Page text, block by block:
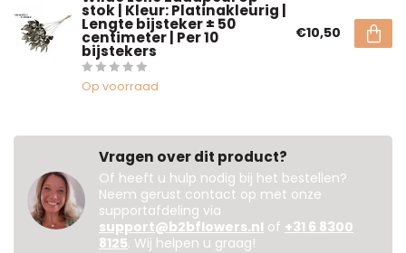
stok | Kleur: Platinakleurig |
Lengte bijsteker ± 50
centimeter | Per 10
bijstekers
Op voorraad
€10,50
Vragen over dit product?
Of heeft u hulp nodig bij het bestellen?
Neem gerust contact op met onze
supportafdeling via
support@b2bflowers.nl of +31 6 8300
8125. Wij helpen u graag!